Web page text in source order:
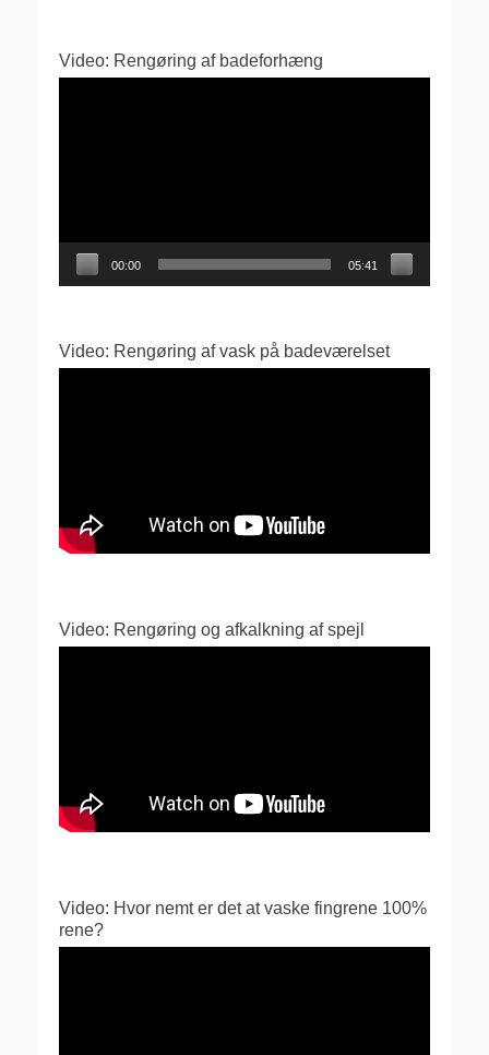
Video: Rengøring af badeforhæng
00:00 05:41
Video: Rengøring af vask på badeværelset
Video: Rengøring og afkalkning af spejl
Video: Hvor nemt er det at vaske fingrene 100%
rene?